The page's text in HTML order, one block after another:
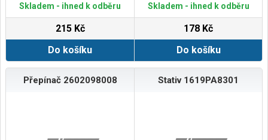
Skladem - ihned k odběru
215 Kč
Do košíku
Skladem - ihned k odběru
178 Kč
Do košíku
Přepínač 2602098008 Stativ 1619PA8301